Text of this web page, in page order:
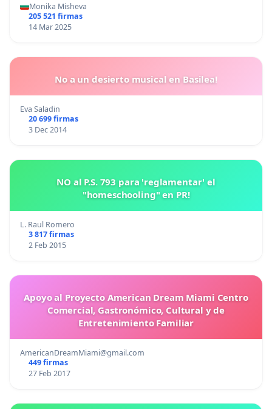
Monika Misheva
205 521 firmas
14 Mar 2025
No a un desierto musical en Basilea!
Eva Saladin
20 699 firmas
3 Dec 2014
NO al P.S. 793 para 'reglamentar' el
"homeschooling" en PR!
L. Raul Romero
3 817 firmas
2 Feb 2015
Apoyo al Proyecto American Dream Miami Centro
Comercial, Gastronómico, Cultural y de
Entretenimiento Familiar
AmericanDreamMiami@gmail.com
449 firmas
27 Feb 2017